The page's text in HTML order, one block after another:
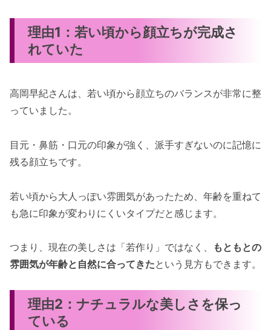
理由1：若い頃から顔立ちが完成さ
れていた
高岡早紀さんは、若い頃から顔立ちのバランスが非常に整
っていました。
目元・鼻筋・口元の印象が強く、派手すぎないのに記憶に
残る顔立ちです。
若い頃から大人っぽい雰囲気があったため、年齢を重ねて
も急に印象が変わりにくいタイプだと感じます。
つまり、現在の美しさは「若作り」ではなく、
もともとの
雰囲気が年齢と自然に合ってきたという見方もできます。
理由2：ナチュラルな美しさを保っ
ている